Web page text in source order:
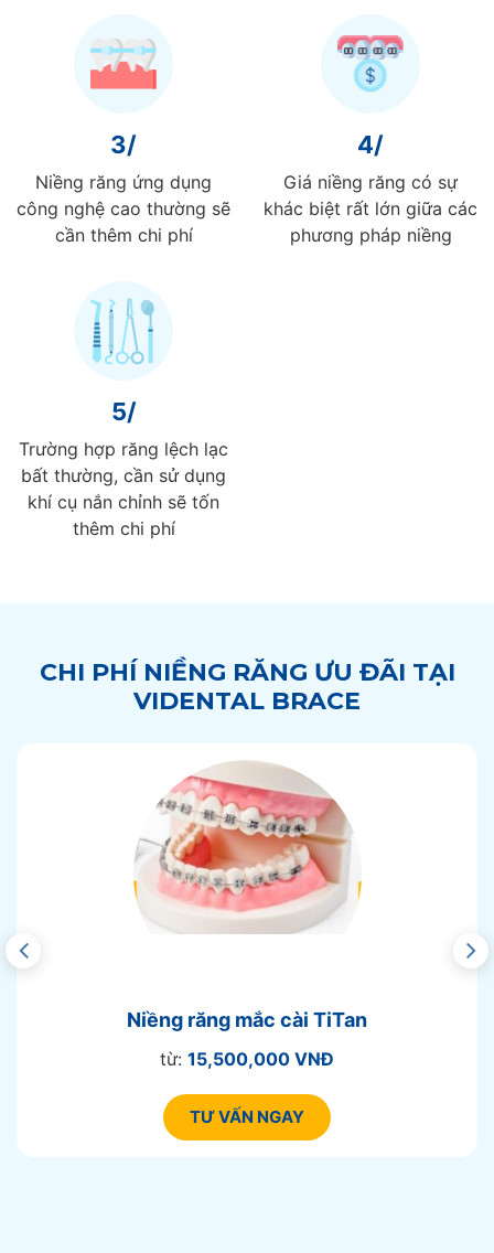
3/
Niềng răng ứng dụng
công nghệ cao thường sẽ
cần thêm chi phí
4/
Giá niềng răng có sự
khác biệt rất lớn giữa các
phương pháp niềng
5/
Trường hợp răng lệch lạc
bất thường, cần sử dụng
khí cụ nắn chỉnh sẽ tốn
thêm chi phí
CHI PHÍ NIỀNG RĂNG ƯU ĐÃI TẠI
VIDENTAL BRACE
Niềng răng mắc cài TiTan
từ: 15,500,000 VNĐ
TƯ VẤN NGAY